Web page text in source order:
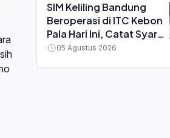
SIM Keliling Bandung
Beroperasi di ITC Kebon
Pala Hari Ini, Catat Syarat
Perpanjangan SIM A dan
05 Agustus 2026